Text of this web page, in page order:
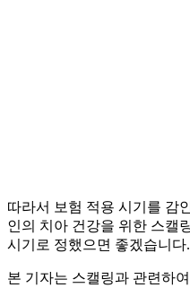
따라서 보험 적용 시기를 감
인의 치아 건강을 위한 스캘
시기로 정했으면 좋겠습니다.
본 기자는 스캘링과 관련하